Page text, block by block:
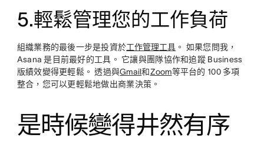
5.輕鬆管理您的工作負荷
組織業務的最後一步是投資於工作管理工具 。 如果您問我，
Asana 是目前最好的工具。 它讓與團隊協作和追蹤 Business
版績效變得更輕鬆。 透過與Gmail和Zoom等平台的 100 多項
整合，您可以更輕鬆地做出商業決策。
是時候變得井然有序